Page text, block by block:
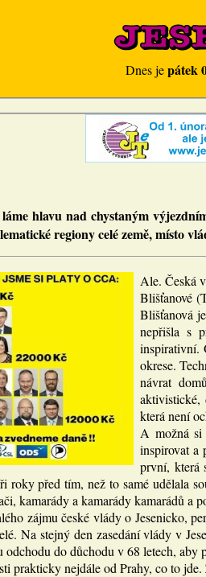
Dnes jepátek
hlavu nad chystaným
regiony celé země, místo
Ale. Česká
Blišťanové
Blišťanová
nepřišla s
inspirativní.
okrese.
návrat
aktivistické,
která není
A možná si
inspirovat a
první, která
roky před tím, než to samé udělala
kamarády a kamarády kamarádů a
zájmu české vlády o Jesenicko,
Na stejný den zasedání vlády v
odchodu do důchodu v 68 letech,
prakticky nejdále od Prahy, co to